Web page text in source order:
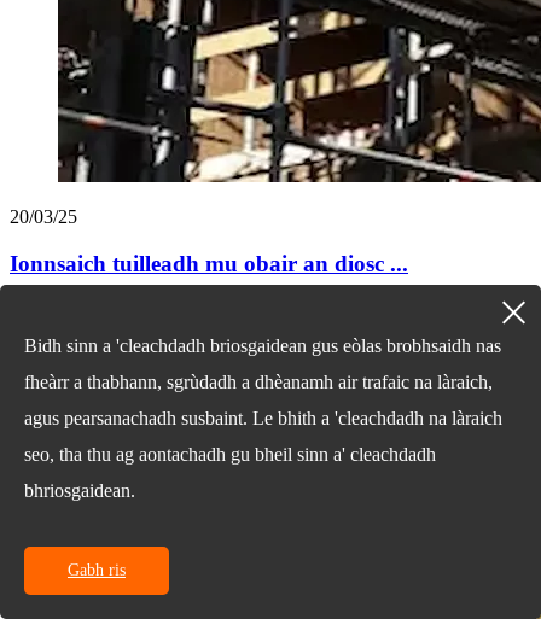
20/03/25
Ionnsaich tuilleadh mu obair an diosc ...
Bidh sinn a 'cleachdadh briosgaidean gus eòlas brobhsaidh nas
fheàrr a thabhann, sgrùdadh a dhèanamh air trafaic na làraich,
agus pearsanachadh susbaint. Le bhith a 'cleachdadh na làraich
seo, tha thu ag aontachadh gu bheil sinn a' cleachdadh
bhriosgaidean.
Gabh ris